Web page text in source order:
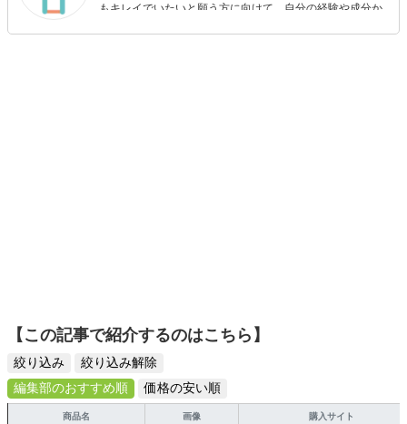
もキレイでいたいと願う方に向けて、自分の経験や成分か
【この記事で紹介するのはこちら】
絞り込み
絞り込み解除
編集部のおすすめ順
価格の安い順
商品名 画像 購入サイト